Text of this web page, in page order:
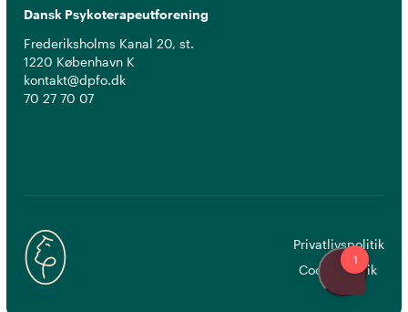
Dansk Psykoterapeutforening
Frederiksholms Kanal 20, st.
1220 København K
kontakt@dpfo.dk
70 27 70 07
Privatlivspolitik
Cookiepolitik